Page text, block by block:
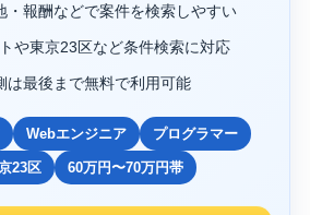
・報酬などで案件を検索しやすい
や東京23区など条件検索に対応
は最後まで無料で利用可能
Webエンジニア プログラマー
23区 60万円〜70万円帯